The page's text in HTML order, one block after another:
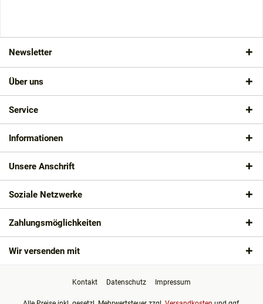
Newsletter
Über uns
Service
Informationen
Unsere Anschrift
Soziale Netzwerke
Zahlungsmöglichkeiten
Wir versenden mit
Kontakt Datenschutz Impressum